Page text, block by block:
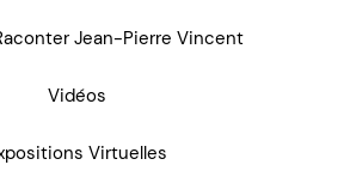
Jean-Pierre Vincent
Vidéos
Virtuelles